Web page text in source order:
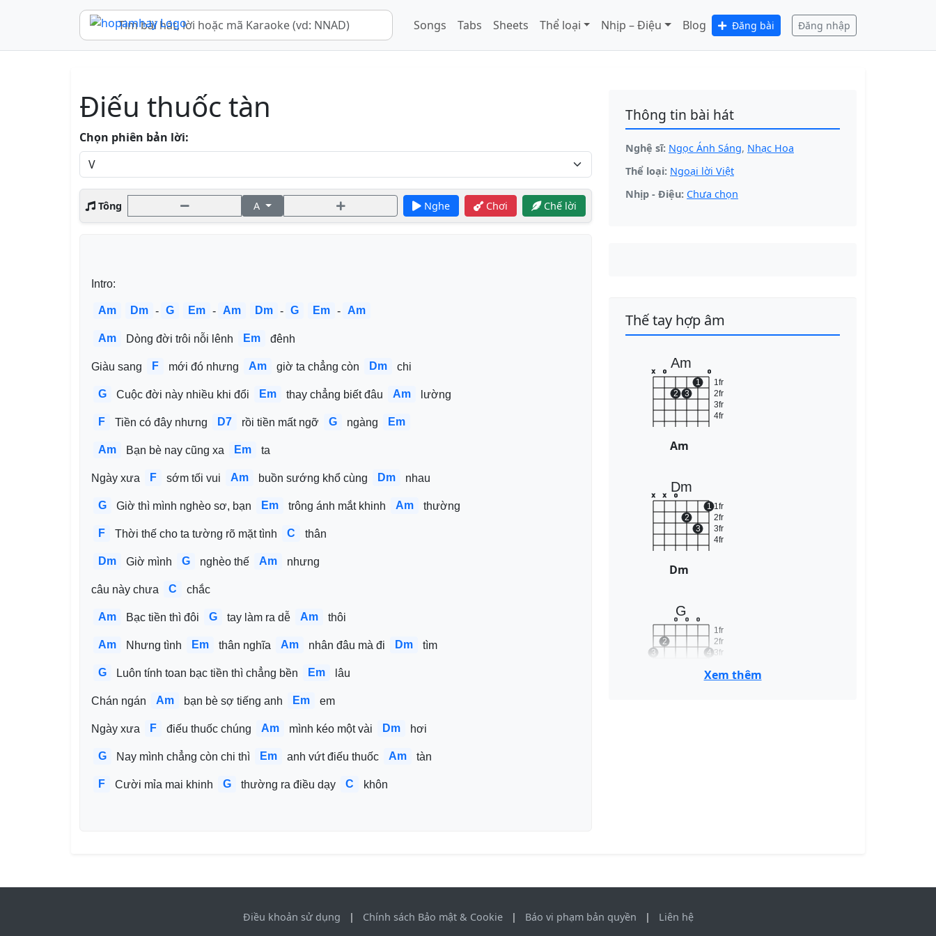
Songs Tabs Sheets Thể loại Nhịp – Điệu Blog Đăng bài Đăng nhập
Điếu thuốc tàn
Chọn phiên bản lời:
Tông A Nghe Chơi Chế lời
Intro:
Am Dm - G Em - Am Dm - G Em - Am
Am Dòng đời trôi nỗi lênh Em đênh
Giàu sang F mới đó nhưng Am giờ ta chẳng còn Dm chi
G Cuộc đời này nhiều khi đổi Em thay chẳng biết đâu Am lường
F Tiền có đây nhưng D7 rồi tiền mất ngỡ G ngàng Em
Am Bạn bè nay cũng xa Em ta
Ngày xưa F sớm tối vui Am buồn sướng khổ cùng Dm nhau
G Giờ thì mình nghèo sơ, bạn Em trông ánh mắt khinh Am thường
F Thời thế cho ta tường rõ mặt tình C thân
Dm Giờ mình G nghèo thế Am nhưng
câu này chưa C chắc
Am Bạc tiền thì đôi G tay làm ra dễ Am thôi
Am Nhưng tình Em thân nghĩa Am nhân đâu mà đi Dm tìm
G Luôn tính toan bạc tiền thì chẳng bền Em lâu
Chán ngán Am bạn bè sợ tiếng anh Em em
Ngày xưa F điếu thuốc chúng Am mình kéo một vài Dm hơi
G Nay mình chẳng còn chi thì Em anh vứt điếu thuốc Am tàn
F Cười mỉa mai khinh G thường ra điều dạy C khôn
Thông tin bài hát
Nghệ sĩ: Ngọc Ánh Sáng, Nhạc Hoa
Thể loại: Ngoại lời Việt
Nhịp - Điệu: Chưa chọn
Thế tay hợp âm
Am
1fr
2fr
3fr
4fr
x o
2 3
1
o
Am
Dm
1fr
2fr
3fr
4fr
x x o
2
3
1
Dm
G
1fr
2fr
3fr
3
2
o o o
4
2fr
2
Xem thêm
Điều khoản sử dụng | Chính sách Bảo mật & Cookie | Báo vi phạm bản quyền | Liên hệ